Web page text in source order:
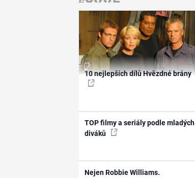
10 nejlepších dílů Hvězdné brány
TOP filmy a seriály podle mladých
diváků
Nejen Robbie Williams.